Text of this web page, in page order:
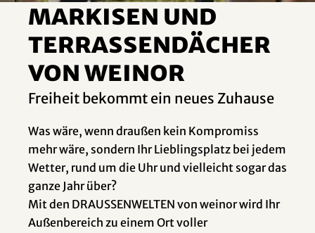
Markisen und
Terrassendächer
von weinor
Freiheit bekommt ein neues Zuhause
Was wäre, wenn draußen kein Kompromiss
mehr wäre, sondern Ihr Lieblingsplatz bei jedem
Wetter, rund um die Uhr und vielleicht sogar das
ganze Jahr über?
Mit den DRAUSSENWELTEN von weinor wird Ihr
Außenbereich zu einem Ort voller